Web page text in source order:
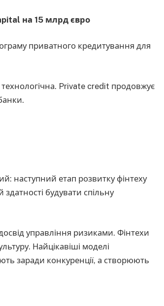
на 15 млрд євро
приватного кредитування для
Private credit продовжує
наступний етап розвитку фінтеху
здатності будувати спільну
управління ризиками. Фінтехи
Найцікавіші моделі
заради конкуренції, а створюють